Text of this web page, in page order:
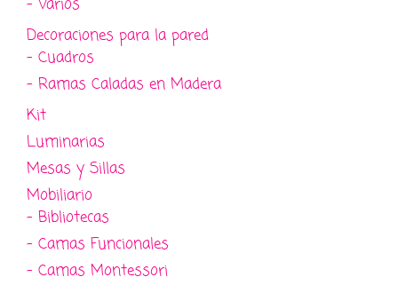
- Varios
Decoraciones para la pared
- Cuadros
- Ramas Caladas en Madera
Kit
Luminarias
Mesas y Sillas
Mobiliario
- Bibliotecas
- Camas Funcionales
- Camas Montessori